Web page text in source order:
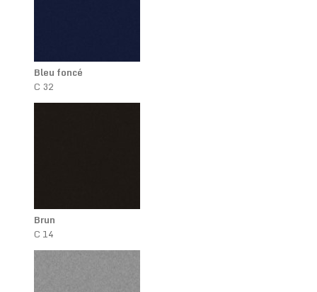
Bleu foncé
C 32
Brun
C 14